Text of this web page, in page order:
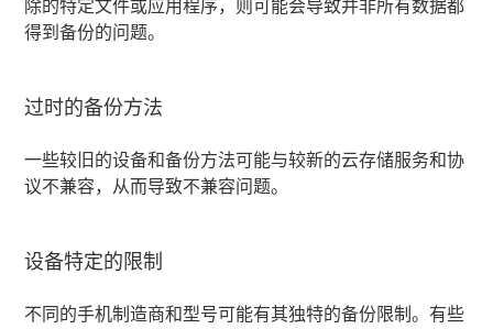
除的特定文件或应用程序，则可能会导致并非所有数据都
得到备份的问题。
过时的备份方法
一些较旧的设备和备份方法可能与较新的云存储服务和协
议不兼容，从而导致不兼容问题。
设备特定的限制
不同的手机制造商和型号可能有其独特的备份限制。有些